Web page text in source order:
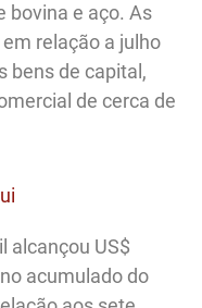
bovina e aço. As
relação a julho
bens de capital,
de cerca de
alcançou US$
acumulado do